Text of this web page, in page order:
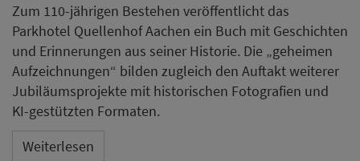
Zum 110-jährigen Bestehen veröffentlicht das
Parkhotel Quellenhof Aachen ein Buch mit Geschichten
und Erinnerungen aus seiner Historie. Die „geheimen
Aufzeichnungen“ bilden zugleich den Auftakt weiterer
Jubiläumsprojekte mit historischen Fotografien und
KI-gestützten Formaten.
Weiterlesen